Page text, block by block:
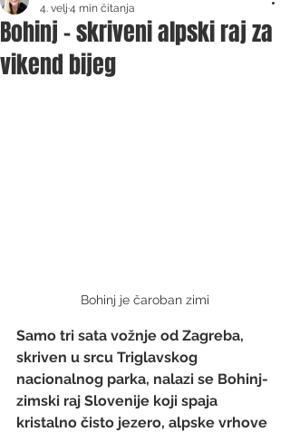
Bohinj - skriveni alpski raj za
vikend bijeg
4. velj 4 min čitanja
Bohinj je čaroban zimi
Samo tri sata vožnje od Zagreba,
skriven u srcu Triglavskog
nacionalnog parka, nalazi se Bohinj-
zimski raj Slovenije koji spaja
kristalno čisto jezero, alpske vrhove